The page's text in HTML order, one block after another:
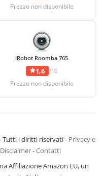
Prezzo non disponibile
iRobot Roomba 765
1,6 /10
Prezzo non disponibile
Tutti i diritti riservati - Privacy e
-Contatti
Affiliazione Amazon EU, un